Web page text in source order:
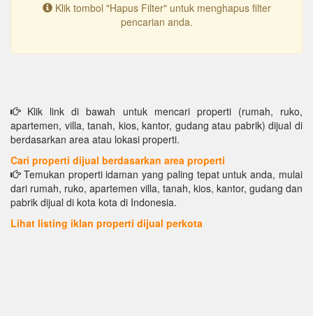
Klik tombol "Hapus Filter" untuk menghapus filter
pencarian anda.
Klik link di bawah untuk mencari properti (rumah, ruko,
apartemen, villa, tanah, kios, kantor, gudang atau pabrik) dijual di
berdasarkan area atau lokasi properti.
Cari properti dijual berdasarkan area properti
Temukan properti idaman yang paling tepat untuk anda, mulai
dari rumah, ruko, apartemen villa, tanah, kios, kantor, gudang dan
pabrik dijual di kota kota di Indonesia.
Lihat listing iklan properti dijual perkota